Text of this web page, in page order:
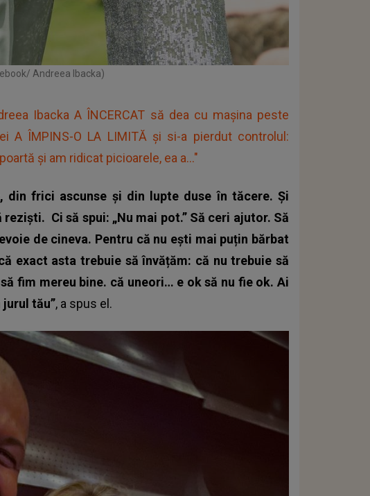
Andreea Ibacka)
Ibacka A ÎNCERCAT să dea cu mașina peste
A ÎMPINS-O LA LIMITĂ și si-a pierdut controlul:
și am ridicat picioarele, ea a..."
din frici ascunse și din lupte duse în tăcere. Și
reziști. Ci să spui: „Nu mai pot.” Să ceri ajutor. Să
de cineva. Pentru că nu ești mai puțin bărbat
exact asta trebuie să învățăm: că nu trebuie să
fim mereu bine. că uneori… e ok să nu fie ok. Ai
tău”, a spus el.